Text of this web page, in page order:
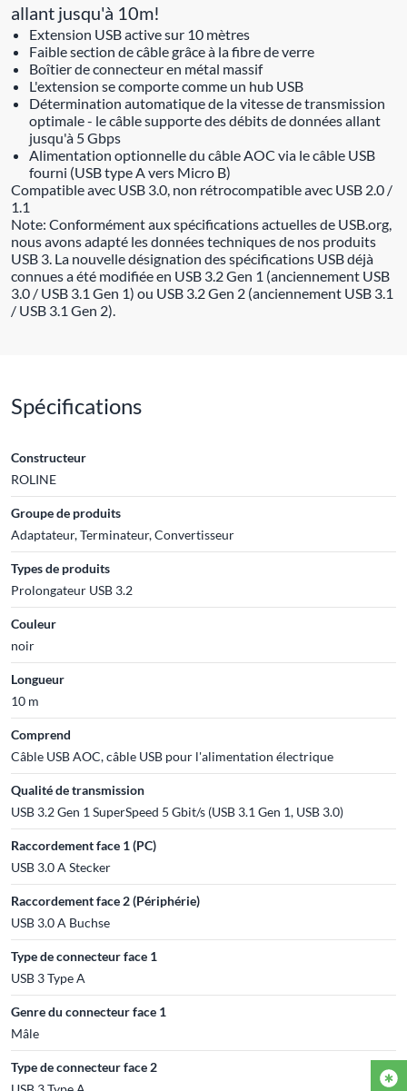
allant jusqu'à 10m!
Extension USB active sur 10 mètres
Faible section de câble grâce à la fibre de verre
Boîtier de connecteur en métal massif
L'extension se comporte comme un hub USB
Détermination automatique de la vitesse de transmission
optimale - le câble supporte des débits de données allant
jusqu'à 5 Gbps
Alimentation optionnelle du câble AOC via le câble USB
fourni (USB type A vers Micro B)
Compatible avec USB 3.0, non rétrocompatible avec USB 2.0 /
1.1
Note: Conformément aux spécifications actuelles de USB.org,
nous avons adapté les données techniques de nos produits
USB 3. La nouvelle désignation des spécifications USB déjà
connues a été modifiée en USB 3.2 Gen 1 (anciennement USB
3.0 / USB 3.1 Gen 1) ou USB 3.2 Gen 2 (anciennement USB 3.1
/ USB 3.1 Gen 2).
Spécifications
Constructeur
ROLINE
Groupe de produits
Adaptateur, Terminateur, Convertisseur
Types de produits
Prolongateur USB 3.2
Couleur
noir
Longueur
10 m
Comprend
Câble USB AOC, câble USB pour l'alimentation électrique
Qualité de transmission
USB 3.2 Gen 1 SuperSpeed 5 Gbit/s (USB 3.1 Gen 1, USB 3.0)
Raccordement face 1 (PC)
USB 3.0 A Stecker
Raccordement face 2 (Périphérie)
USB 3.0 A Buchse
Type de connecteur face 1
USB 3 Type A
Genre du connecteur face 1
Mâle
Type de connecteur face 2